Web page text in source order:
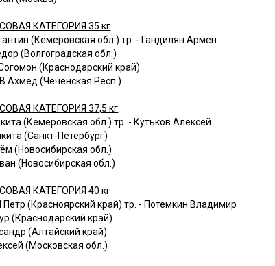
КАТЕГОРИЯ 35 кг
(Кемеровская обл.) тр. - Гандилян Армен
(Волгоградская обл.)
(Краснодарский край)
(Чеченская Респ.)
КАТЕГОРИЯ 37,5 кг
(Кемеровская обл.) тр. - Кутьков Алексей
(Санкт-Петербург)
(Новосибирская обл.)
(Новосибирская обл.)
КАТЕГОРИЯ 40 кг
(Красноярский край) тр. - Потемкин Владимир
(Краснодарский край)
(Алтайский край)
(Московская обл.)